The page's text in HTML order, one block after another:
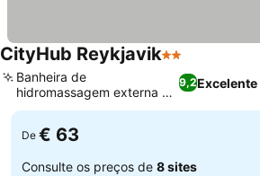
CityHub Reykjavik2 Estrelas
9,2Excelente
Banheira de
hidromassagem externa na
cobertura
De € 63
Consulte os preços de 8 sites